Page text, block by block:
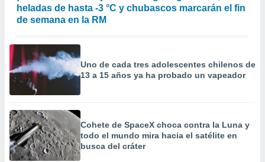
heladas de hasta -3 °C y chubascos marcarán el fin
de semana en la RM
Uno de cada tres adolescentes chilenos de
13 a 15 años ya ha probado un vapeador
Cohete de SpaceX choca contra la Luna y
todo el mundo mira hacia el satélite en
busca del cráter